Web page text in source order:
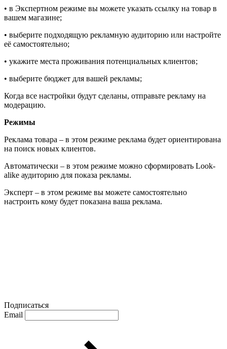
• в Экспертном режиме вы можете указать ссылку на товар в
вашем магазине;
• выберите подходящую рекламную аудиторию или настройте
её самостоятельно;
• укажите места проживания потенциальных клиентов;
• выберите бюджет для вашей рекламы;
Когда все настройки будут сделаны, отправьте рекламу на
модерацию.
Режимы
Реклама товара – в этом режиме реклама будет ориентирована
на поиск новых клиентов.
Автоматически – в этом режиме можно сформировать Look-
alike аудиторию для показа рекламы.
Эксперт – в этом режиме вы можете самостоятельно
настроить кому будет показана ваша реклама.
Подписаться
Email